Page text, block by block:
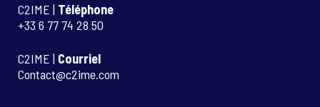
C2IME | Téléphone
+33 6 77 74 28 50
C2IME | Courriel
Contact@c2ime.com